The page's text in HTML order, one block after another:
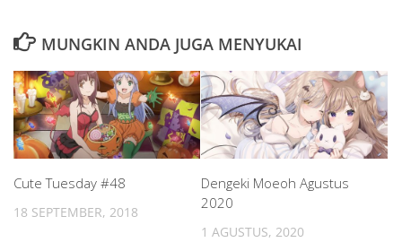
MUNGKIN ANDA JUGA MENYUKAI
Cute Tuesday #48
18 SEPTEMBER, 2018
Dengeki Moeoh Agustus
2020
1 AGUSTUS, 2020